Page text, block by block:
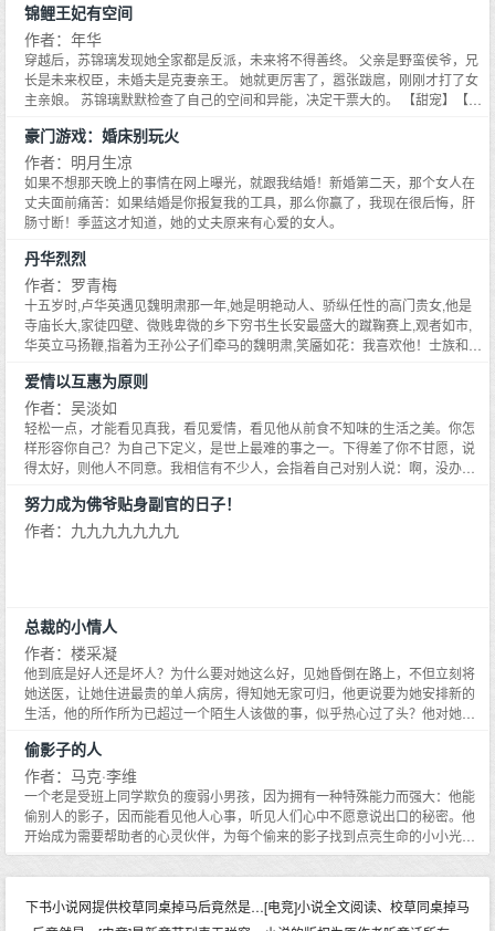
一对出了名的死对头。 林灯一清清冷冷，秀骨绝佳，人从花丛过片叶不沾身。
喻泽年高挑俊逸，笑容杀人，人从花丛过桃花到处摘。 明明都是风云人物，偏
的看不惯对方。老师们头疼，校长头疼，谁都头疼。 到后来索性调到一块坐。
老师气极：你俩给我坐一块儿去！什么时候和好什么时候滚回去！ 成为同桌的
俩人： . 电竞圈也有一对出了名的死对头。 DD与年大爷，超高人气神秘大神。
身在不同战队也没见过对方，因为一次意外结下世仇，从此一见面就杀红眼，
杀的直播间次次沸腾！ 而不巧的是——今年俩人总决赛对上了。 总决赛现场气
氛燃到顶级，双方队伍出赛，彼此站好鞠躬敬礼。 DD弯腰。 年大爷弯腰。 抬
头。 一个不再清冷孤高，反倒口吐芬芳。 一个不再笑容如风，直接傻眼愣神。
林灯一：操。 喻泽年：操谁？你说清楚。 你他妈怎么在这？ 我还想问你怎么
在这！ 那天，几万观众见证俩大神差点在台上打起来了。 不仅如此，正式比赛
让人瞠目结舌。 观众一：DD不是最讨厌大爷的吗，他，他怎么压着他不起
来？ 观众二：我也觉得奇怪，大爷不是远攻贼厉害吗，怎么今天肉、肉搏？ 比
赛完毕后，俩人直接冲到酒店打的地动山摇，俩队人马在房间门口你看我，我
看你。 不敢劝，不敢劝。 第二天。 酒店经理哭的一把鼻涕一把泪：你们打架
就打架，毁我床干什么啊呜呜呜呜。 【小剧场】 学校办公室。 老师冷哼：和
好了？ 某俩人点头。 老师：知道相亲相爱了？ 再点头。 刚出办公室门，喻泽
年一把压过林灯一，他故意在他耳边调笑道：别动，老师说了，要相亲相爱。
所以，男朋友，亲我一口。 PS： 感情流，HE，1v1 每次受掉马的时候我都想
为他默哀，.迟早药丸 玉留音攻x燕不竞受
身材挺拔修长,外貌完美到无可挑剔,重度颜控人士时惜欣然接受。然而登记结婚
后的第一天,时惜突然发现她那个颜值爆表的对象居然有一条尾巴。长尾巴也就
算了,令时惜更绝望的是,她老公的种族原型居然是一条蛇！#关于我怕蛇,却和一
条蛇结婚了##你不要过来啊,就算你是我老公也不行#作为星际顶级物种,洛克勒
斯的人类形态俊美无瑕,种族原型也堪称完美。可惜他的基因等级过于强大,除了
命定伴侣终于出现了。两人有着100%的基因匹配度,互相一见钟情,并且迅速登
记结婚。只是令洛克勒斯不太理解的是,对方似乎对他的种族原型有所误解。他
的种族原型只是像蛇,但真的不是蛇啊。-------------------------预收文：《纯人类
保护手册[星际]》欢迎收藏文案：穿越到星际时代后,林稚成了未来星际最后一
个纯人类。为了保证纯人类种族的延续,星际帝国紧急启动了星际濒危物种保护
程序。1.重点保护纯人类的人身安全；2.向纯人类提供舒适的生存环境；3.为纯
人类的后代繁衍创造条件；4.管控星网舆论,消除任何会对纯人类造成负面影响
的可能性。在对上述四点综合考虑后,星际帝国做出了最终的决定——给林稚分
配一个完美的对象。1.SSS级战斗力,绝对保障纯人类的人身安全；2.固定资产
包含多颗星球,每颗星球都能完全适配纯人类的生存条件；3.后代基因拥有自主
选择性,绝不会出现压制纯人类基因的现象；4.声名赫赫,在星网上拥有绝对话语
权。林稚：……看着出现在自己面前的战神卡洛斯,林稚忍不住陷入了沉思。虽
然她是全星际最后的纯人类,但也没必要直接把名震全帝国的战神分配给她当对
象吧？#男主卡洛斯,星际帝国战神,种族原型尤里乌斯龙,超能打（bushi）#
锦鲤王妃有空间
作者：年华
穿越后，苏锦璃发现她全家都是反派，未来将不得善终。 父亲是野蛮侯爷，兄
长是未来权臣，未婚夫是克妻亲王。 她就更厉害了，嚣张跋扈，刚刚才打了女
主亲娘。 苏锦璃默默检查了自己的空间和异能，决定干票大的。 【甜宠】【苏
豪门游戏：婚床别玩火
作者：明月生凉
如果不想那天晚上的事情在网上曝光，就跟我结婚！新婚第二天，那个女人在
丈夫面前痛苦：如果结婚是你报复我的工具，那么你赢了，我现在很后悔，肝
肠寸断！季蓝这才知道，她的丈夫原来有心爱的女人。
丹华烈烈
作者：罗青梅
十五岁时,卢华英遇见魏明肃那一年,她是明艳动人、骄纵任性的高门贵女,他是
寺庙长大,家徒四壁、微贱卑微的乡下穷书生长安最盛大的蹴鞠赛上,观者如市,
华英立马扬鞭,指着为王孙公子们牵马的魏明肃,笑靥如花：我喜欢他！士族和庶
尘,不敢妄想,终究还是沉沦那年,他不顾一切,抛却前程,郑重地写下求婚书,他虽然
清贫,但一定会尽己所能,让卢华英过得舒心如意卢家二哥轻蔑一笑,道出真相：
区区一个穷小子,怎么能入卢华英的眼？她公然表白魏明肃,只是因为和家人赌气
刀剐剑割,摧心剖肝魏明肃捡起被撕碎的求婚书,狼狈离去朝堂动荡,风云骤变,卢
家大哥获罪身死,卢华英沦落为婢张扬恣意的千金贵女跌入尘埃,受尽冷眼欺凌,
的魏明肃几年间,他得到女皇的赏识和破格提拔,扶摇直上,掌管诉讼,大兴刑狱,剁
权贵宗室的脑袋就像砍瓜切菜卢华英跪在堂下,看着魏明肃那张比刀锋还冷的脸,
眼泪吧嗒吧嗒往下掉：这个时候说爱过,有救吗？阅读提醒：主角性格不完美,毛
爱情以互惠为原则
作者：吴淡如
轻松一点，才能看见真我，看见爱情，看见他从前食不知味的生活之美。你怎
样形容你自己？为自己下定义，是世上最难的事之一。下得差了你不甘愿，说
得太好，则他人不同意。我相信有不少人，会指着自己对别人说：啊，没办
者这五个字，听来悦耳，想来模糊，细究起来大有玄机。想想你身边的完美主
义者吧。他们本身未必完美，但对周遭常常十分挑剔，对情人、亲人的要求相
努力成为佛爷贴身副官的日子！
作者：九九九九九九九
总裁的小情人
作者：楼采凝
他到底是好人还是坏人？为什么要对她这么好，见她昏倒在路上，不但立刻将
她送医，让她住进最贵的单人病房，得知她无家可归，他更说要为她安排新的
生活，他的所作所为已超过一个陌生人该做的事，似乎热心过了头？他对她所
方百计的找到她，再次表明要帮助她的决心，他能不能不要这么坚决，难道他
不知道他很迷人、很有男人味，她害怕自己会忍不住爱上他，害怕自己要的不
只是关心和爱心……
偷影子的人
作者：马克·李维
一个老是受班上同学欺负的瘦弱小男孩，因为拥有一种特殊能力而强大：他能
偷别人的影子，因而能看见他人心事，听见人们心中不愿意说出口的秘密。他
开始成为需要帮助者的心灵伙伴，为每个偷来的影子找到点亮生命的小小光
芒。某年灿烂的夏天，他在海边邂逅了一位又聋又哑的女孩。他该如何用自己
的能力帮助她？他将如何信守与她共许的承诺？一段缠绵多年的爱恋，一段进
人》是马克·李维的第10部作品，该书在法国首印45万册，位列全年销量排行
下书小说网提供校草同桌掉马后竟然是…[电竞]小说全文阅读、校草同桌掉马